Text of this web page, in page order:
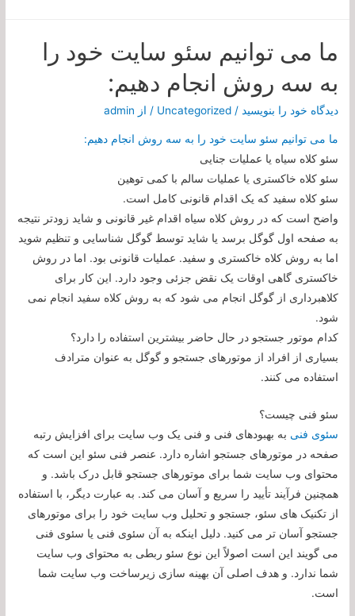
ما می توانیم سئو سایت خود را
به سه روش انجام دهیم:
دیدگاه‌ خود را بنویسید /
Uncategorized / از admin
ما می توانیم سئو سایت خود را به سه روش انجام دهیم:
سئو کلاه سیاه یا عملیات جنایی
سئو کلاه خاکستری یا عملیات سالم با کمی توهین
سئو کلاه سفید که یک اقدام قانونی کامل است.
واضح است که در روش کلاه سیاه اقدام غیر قانونی و شاید زودتر نتیجه
به صفحه اول گوگل برسد یا شاید توسط گوگل شناسایی و تنظیم شوید
اما به روش کلاه خاکستری و سفید. عملیات قانونی بود. اما در روش
خاکستری گاهی اوقات یک نقض جزئی وجود دارد. این کار برای
کلاهبرداری از گوگل انجام می شود که به روش کلاه سفید انجام نمی
شود.
کدام موتور جستجو در حال حاضر بیشترین استفاده را دارد؟
بسیاری از افراد از موتورهای جستجو و گوگل به عنوان مترادف
استفاده می کنند.
سئو فنی چیست؟
سئوی فنی به بهبودهای فنی و فنی یک وب سایت برای افزایش رتبه
صفحه در موتورهای جستجو اشاره دارد. عنصر فنی سئو این است که
محتوای وب سایت شما برای موتورهای جستجو قابل درک باشد. و
همچنین فرآیند تأیید را سریع و آسان می کند. به عبارت دیگر، با استفاده
از تکنیک های سئو، جستجو و تحلیل وب سایت خود را برای موتورهای
جستجو آسان تر می کنید. دلیل اینکه به آن سئوی فنی یا سئوی فنی
می گویند این است اصولاً این نوع سئو ربطی به محتوای وب سایت
شما ندارد. و هدف اصلی آن بهینه سازی زیرساخت وب سایت شما
است.